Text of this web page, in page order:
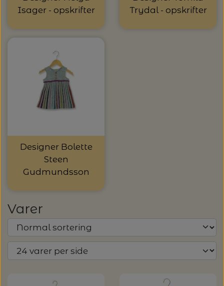
Isager - opskrifter
Trydal - opskrifter
Designer Bolette
Steen
Gudmundsson
Varer